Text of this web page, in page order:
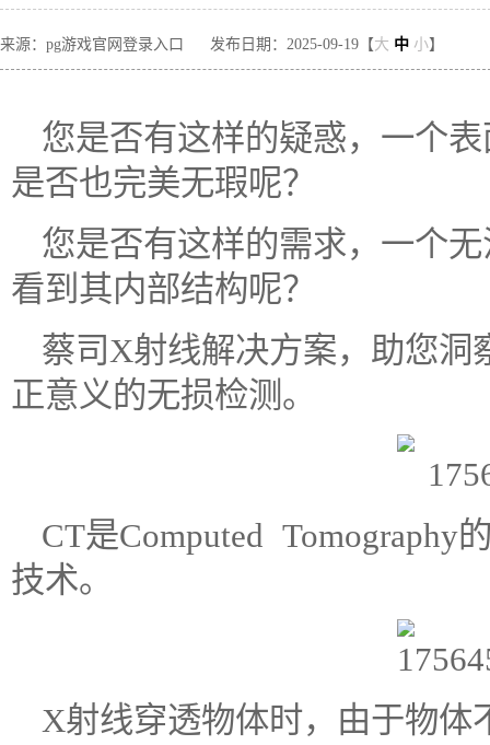
来源：pg游戏官网登录入口 发布日期：2025-09-19【大 中 小】
您是否有这样的疑惑，一个
是否也完美无瑕呢？
您是否有这样的需求，一个
看到其内部结构呢？
蔡司X射线解决方案，助您洞
正意义的无损检测。
CT是Computed Tomography
技术。
X射线穿透物体时，由于物体